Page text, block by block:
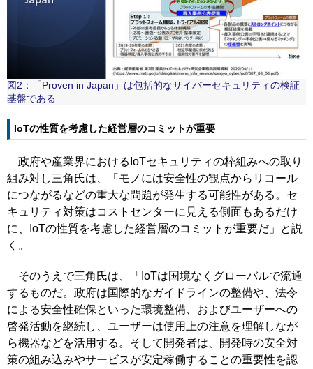
図2：「Proven in Japan」は包括的なサイバーセキュリティの検証
基盤である
IoTの性質を考慮した経営層のコミットが重要
政府や産業界におけるIoTセキュリティの枠組みへの取り
組み対し三角氏は、「モノには安全性の観点からリコール
につながるなどの重大な問題が発生する可能性がある。セ
キュリティ対策はコストセンターに見える側面もあるだけ
に、IoTの性質を考慮した経営層のコミットが重要だ」と説
く。
そのうえで三角氏は、「IoTは国境なくグローバルで流通
するものだ。政府は国際的なガイドラインの整備や、法令
による安全性確保といった環境整備、およびユーザーへの
啓発活動を継続し、ユーザーは使用上の注意を理解しなが
ら機器などを活用する。そして開発者は、開発時の安全対
策の組み込みやサービスが安定稼働することの重要性を認